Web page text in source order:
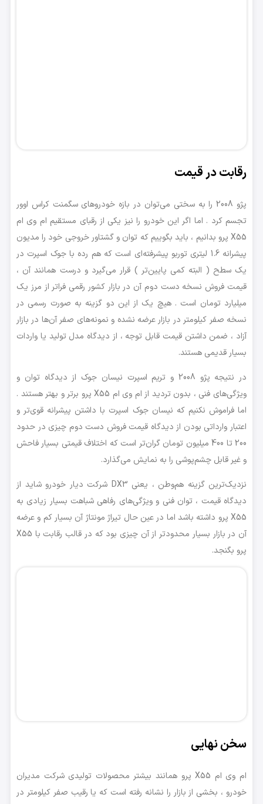
رقابت در قیمت
پژو 2008 را به سختی می‌توان در بازه خودروهای سگمنت کراس اوور
تجسم کرد . اما اگر این خودرو را نیز یکی از رقبای مستقیم ام وی ام
X55 پرو بدانیم ، باید بگوییم که توان و گشتاور خروجی خود را مدیون
پیشرانه 1.6 لیتری توربو پیشرفته‌ای است که هم رده با جوک اسپرت در
یک سطح ( البته کمی پایین‌تر ) قرار می‌گیرد و درست همانند آن ،
قیمت فروش نسخه دست دوم آن در بازار کشور رقمی فراتر از مرز یک
میلیارد تومان است . هیچ یک از این دو گزینه به صورت رسمی در
نسخه صفر کیلومتر در بازار عرضه نشده و نمونه‌های صفر آن‌ها در بازار
آزاد ، ضمن داشتن قیمت قابل توجه ، از دیدگاه مدل تولید یا واردات
بسیار قدیمی هستند.
در نتیجه پژو 2008 و تریم اسپرت نیسان جوک از دیدگاه توان و
ویژگی‌های فنی ، بدون تردید از ام وی ام X55 پرو برتر و بهتر هستند .
اما فراموش نکنیم که نیسان جوک اسپرت با داشتن پیشرانه قوی‌تر و
اعتبار وارداتی بودن از دیدگاه قیمت فروش دست دوم چیزی در حدود
200 تا 400 میلیون تومان گران‌تر است که اختلاف قیمتی بسیار فاحش
و غیر قابل چشم‌پوشی را به نمایش می‌گذارد.
نزدیک‌ترین گزینه هم‌وطن ، یعنی DX3 شرکت دیار خودرو شاید از
دیدگاه قیمت ، توان فنی و ویژگی‌های رفاهی شباهت بسیار زیادی به
X55 پرو داشته باشد اما در عین حال تیراژ مونتاژ آن بسیار کم و عرضه
آن در بازار بسیار محدودتر از آن چیزی بود که در قالب رقابت با X55
پرو بگنجد.
سخن نهایی
ام وی ام X55 پرو همانند بیشتر محصولات تولیدی شرکت مدیران
خودرو ، بخشی از بازار را نشانه رفته است که یا رقیب صفر کیلومتر در